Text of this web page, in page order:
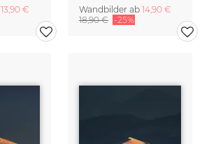
13,90 €
Wandbilder ab 14,90 €
18,90 € -25%